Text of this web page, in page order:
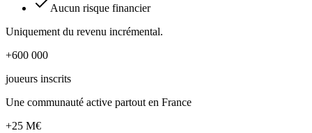
Aucun risque financier
Uniquement du revenu incrémental.
+600 000
joueurs inscrits
Une communauté active partout en France
+25 M€